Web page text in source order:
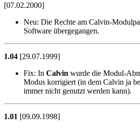
[07.02.2000]
Neu: Die Rechte am Calvin-
Software übergegangen.
1.04 [29.07.1999]
Fix: In Calvin wurde die Modul-
Modus korrigiert (in dem Calvin ja
immer nicht genutzt werden kann).
1.01 [09.09.1998]